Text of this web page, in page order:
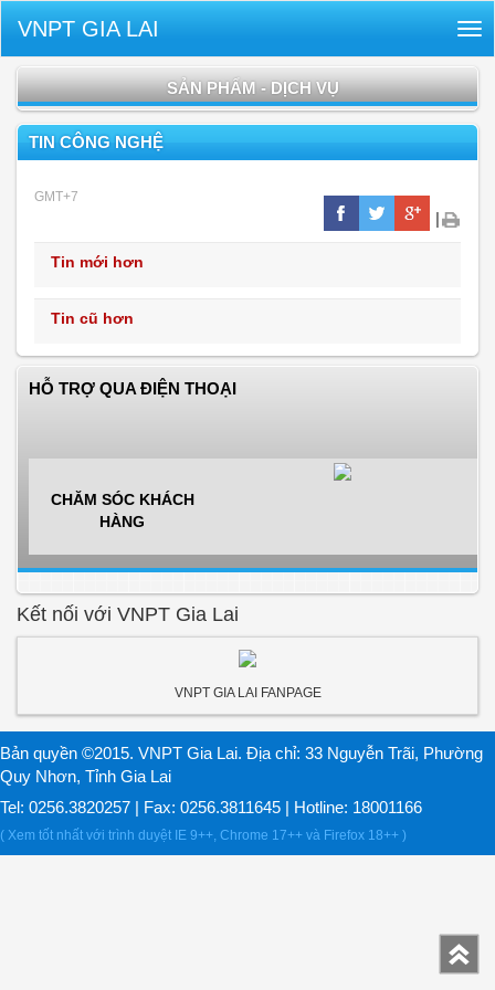
VNPT GIA LAI
SẢN PHẨM - DỊCH VỤ
TIN CÔNG NGHỆ
GMT+7
|
Tin mới hơn
Tin cũ hơn
HỖ TRỢ QUA ĐIỆN THOẠI
CHĂM SÓC KHÁCH
HÀNG
Kết nối với VNPT Gia Lai
VNPT GIA LAI FANPAGE
Bản quyền ©2015. VNPT Gia Lai. Địa chỉ: 33 Nguyễn Trãi, Phường
Quy Nhơn, Tỉnh Gia Lai
Tel: 0256.3820257 | Fax: 0256.3811645 | Hotline: 18001166
( Xem tốt nhất với trình duyệt IE 9++, Chrome 17++ và Firefox 18++ )